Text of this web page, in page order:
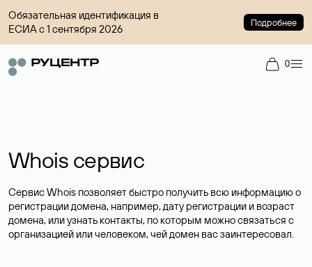
Обязательная идентификация в
ЕСИА с 1 сентября 2026
Подробнее
0
Whois сервис
Сервис Whois позволяет быстро получить всю информацию о
регистрации домена, например, дату регистрации и возраст
домена, или узнать контакты, по которым можно связаться с
организацией или человеком, чей домен вас заинтересовал.